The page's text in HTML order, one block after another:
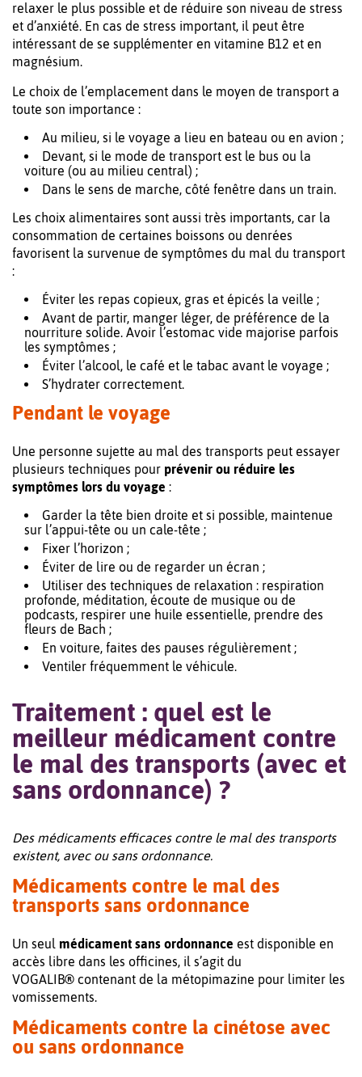
relaxer le plus possible et de réduire son niveau de stress
et d’anxiété. En cas de stress important, il peut être
intéressant de se supplémenter en vitamine B12 et en
magnésium.
Le choix de l’emplacement dans le moyen de transport a
toute son importance :
Au milieu, si le voyage a lieu en bateau ou en avion ;
Devant, si le mode de transport est le bus ou la
voiture (ou au milieu central) ;
Dans le sens de marche, côté fenêtre dans un train.
Les choix alimentaires sont aussi très importants, car la
consommation de certaines boissons ou denrées
favorisent la survenue de symptômes du mal du transport
:
Éviter les repas copieux, gras et épicés la veille ;
Avant de partir, manger léger, de préférence de la
nourriture solide. Avoir l’estomac vide majorise parfois
les symptômes ;
Éviter l’alcool, le café et le tabac avant le voyage ;
S’hydrater correctement.
Pendant le voyage
Une personne sujette au mal des transports peut essayer
plusieurs techniques pour prévenir ou réduire les
symptômes lors du voyage :
Garder la tête bien droite et si possible, maintenue
sur l’appui-tête ou un cale-tête ;
Fixer l’horizon ;
Éviter de lire ou de regarder un écran ;
Utiliser des techniques de relaxation : respiration
profonde, méditation, écoute de musique ou de
podcasts, respirer une huile essentielle, prendre des
fleurs de Bach ;
En voiture, faites des pauses régulièrement ;
Ventiler fréquemment le véhicule.
Traitement : quel est le
meilleur médicament contre
le mal des transports (avec et
sans ordonnance) ?
Des médicaments efficaces contre le mal des transports
existent, avec ou sans ordonnance.
Médicaments contre le mal des
transports sans ordonnance
Un seul médicament sans ordonnance est disponible en
accès libre dans les officines, il s’agit du
VOGALIB® contenant de la métopimazine pour limiter les
vomissements.
Médicaments contre la cinétose avec
ou sans ordonnance